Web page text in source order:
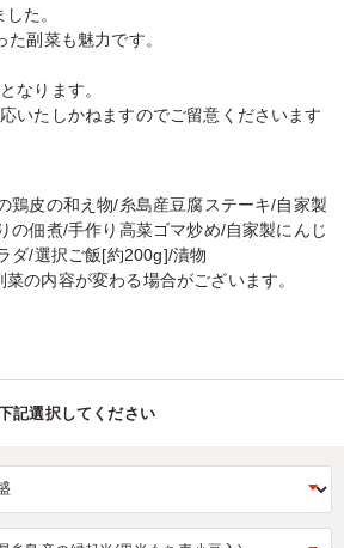
た。
副菜も魅力です。
なります。
いたしかねますのでご留意くださいます
鶏皮の和え物/糸島産豆腐ステーキ/自家製
の佃煮/手作り高菜ゴマ炒め/自家製にんじ
ダ/選択ご飯[約200g]/漬物
の内容が変わる場合がございます。
記選択してください